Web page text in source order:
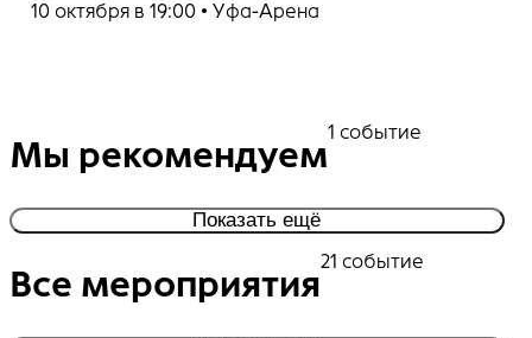
10 октября в 19:00 • Уфа-Арена
Мы рекомендуем
1 событие
Показать ещё
Все мероприятия
21 событие